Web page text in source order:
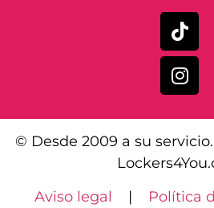
© Desde 2009 a su
Aviso legal | Política